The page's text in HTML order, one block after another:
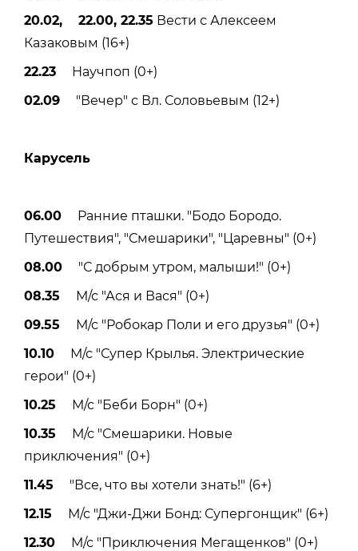
20.02, 22.00, 22.35 Вести с Алексеем
Казаковым (16+)
22.23 Научпоп (0+)
02.09 "Вечер" с Вл. Соловьевым (12+)
Карусель
06.00 Ранние пташки. "Бодо Бородо.
Путешествия", "Смешарики", "Царевны" (0+)
08.00 "С добрым утром, малыши!" (0+)
08.35 М/с "Ася и Вася" (0+)
09.55 М/с "Робокар Поли и его друзья" (0+)
10.10 М/с "Супер Крылья. Электрические
герои" (0+)
10.25 М/с "Беби Борн" (0+)
10.35 М/с "Смешарики. Новые
приключения" (0+)
11.45 "Все, что вы хотели знать!" (6+)
12.15 М/с "Джи-Джи Бонд: Супергонщик" (6+)
12.30 М/с "Приключения Мегащенков" (0+)